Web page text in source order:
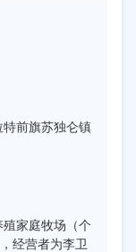
前旗苏独仑镇
家庭牧场（个
经营者为李卫